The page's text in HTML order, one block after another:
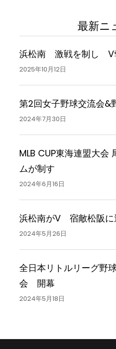
最新ニ
浜松南 激戦を制し V
2025年10月12日
第2回女子野球交流会&
2024年7月30日
MLB CUP東海連盟大会
ムが制す
2024年6月16日
浜松南がV 宿敵松阪に
2024年5月26日
全日本リトルリーグ野
会 開幕
2024年5月18日